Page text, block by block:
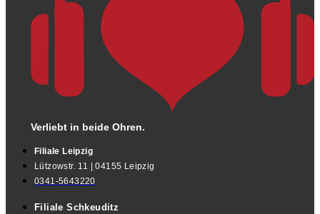
Verliebt in beide Ohren.
Filiale Leipzig
Lützowstr. 11 | 04155 Leipzig
0341-5643220
Filiale Schkeuditz